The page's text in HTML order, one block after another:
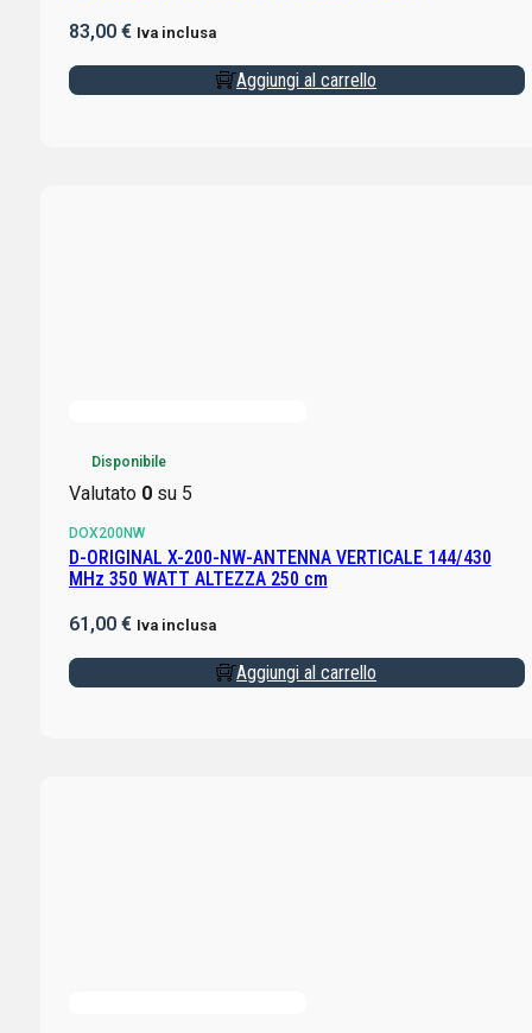
83,00 € Iva inclusa
Aggiungi al carrello
Disponibile
Valutato 0su 5
DOX200NW
D-ORIGINAL X-200-NW-ANTENNA VERTICALE 144/430
MHz 350 WATT ALTEZZA 250 cm
61,00 € Iva inclusa
Aggiungi al carrello